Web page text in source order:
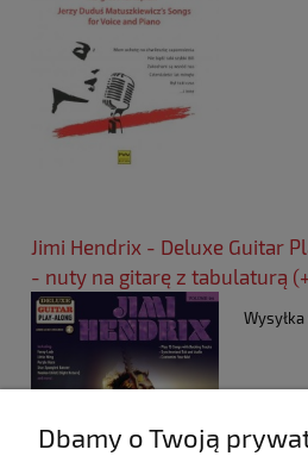
Jimi Hendrix - Deluxe Guitar
- nuty na gitarę z tabulaturą
Wysyłka
Dbamy o Twoją